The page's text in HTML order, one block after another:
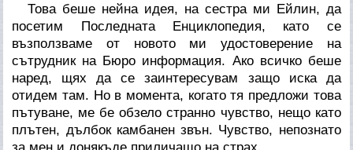
Това беше нейна идея, на сестра ми Ейлин, да
посетим Последната Енциклопедия, като се
възползваме от новото ми удостоверение на
сътрудник на Бюро информация. Ако всичко беше
наред, щях да се заинтересувам защо иска да
отидем там. Но в момента, когато тя предложи това
пътуване, ме бе обзело странно чувство, нещо като
плътен, дълбок камбанен звън. Чувство, непознато